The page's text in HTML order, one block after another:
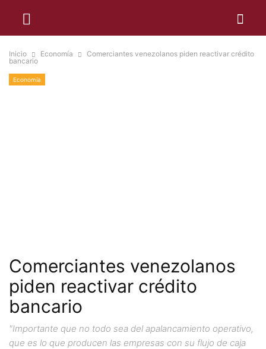
Inicio Economía
Comerciantes venezolanos piden reactivar crédito
bancario
Economía
Comerciantes venezolanos
piden reactivar crédito
bancario
"Importante que no todo sea del apalancamiento operativo,
que es lo que producen las empresas con su flujo de caja